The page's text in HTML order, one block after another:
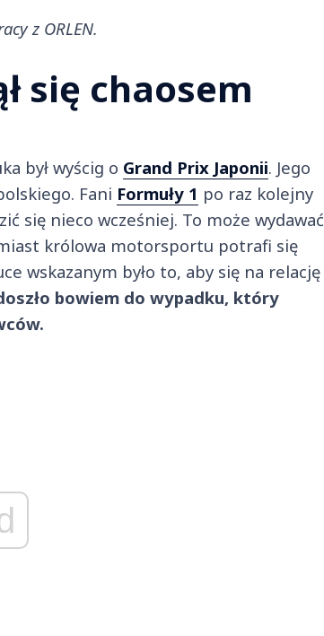
z ORLEN.
się chaosem
był wyścig o Grand Prix Japonii. Jego
Fani Formuły 1 po raz kolejny
się nieco wcześniej. To może wydawać
królowa motorsportu potrafi się
wskazanym było to, aby się na relację
bowiem do wypadku, który